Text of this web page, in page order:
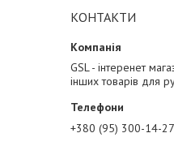
КОНТАКТИ
GSL - інтеренет
інших товарів для
+380 (95) 300-14-27